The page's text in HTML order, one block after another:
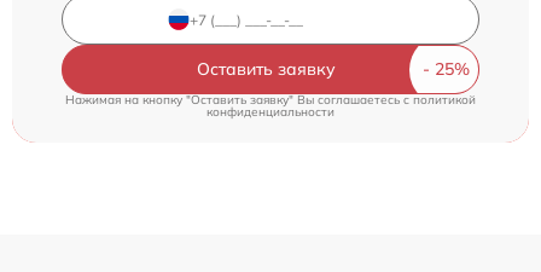
Оставить заявку
Нажимая на кнопку "Оставить заявку" Вы соглашаетесь c политикой
конфиденциальности